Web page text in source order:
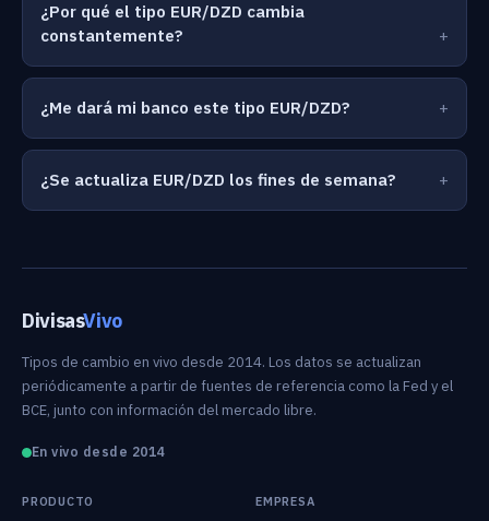
¿Por qué el tipo EUR/DZD cambia
constantemente?
¿Me dará mi banco este tipo EUR/DZD?
¿Se actualiza EUR/DZD los fines de semana?
DivisasVivo
Tipos de cambio en vivo desde 2014. Los datos se actualizan
periódicamente a partir de fuentes de referencia como la Fed y el
BCE, junto con información del mercado libre.
En vivo desde 2014
PRODUCTO EMPRESA